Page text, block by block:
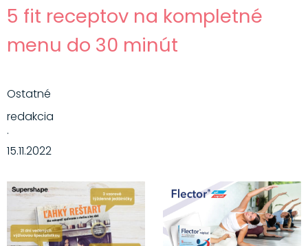
5 fit receptov na kompletné
menu do 30 minút
Ostatné
redakcia
·
15.11.2022